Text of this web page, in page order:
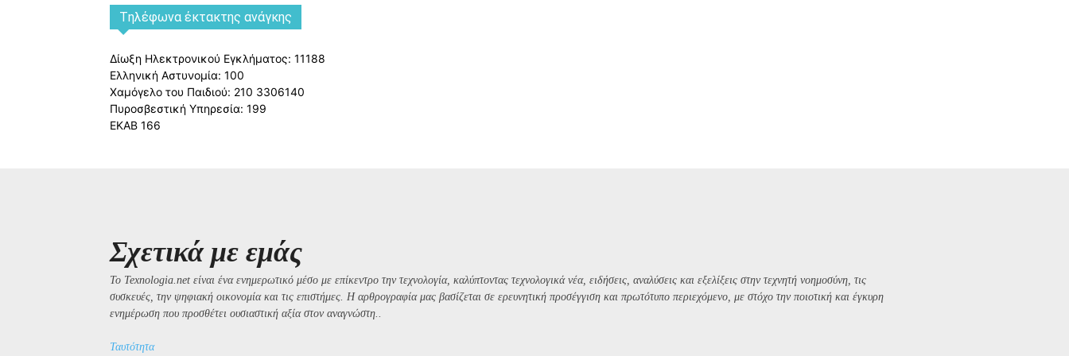
Tηλέφωνα έκτακτης ανάγκης
Δίωξη Ηλεκτρονικού Εγκλήματος: 11188
Ελληνική Αστυνομία: 100
Χαμόγελο του Παιδιού: 210 3306140
Πυροσβεστική Υπηρεσία: 199
ΕΚΑΒ 166
Σχετικά με εμάς
Το Texnologia.net είναι ένα ενημερωτικό μέσο με επίκεντρο την τεχνολογία, καλύπτοντας τεχνολογικά νέα, ειδήσεις, αναλύσεις και εξελίξεις στην τεχνητή νοημοσύνη, τις
συσκευές, την ψηφιακή οικονομία και τις επιστήμες. Η αρθρογραφία μας βασίζεται σε ερευνητική προσέγγιση και πρωτότυπο περιεχόμενο, με στόχο την ποιοτική και έγκυρη
ενημέρωση που προσθέτει ουσιαστική αξία στον αναγνώστη..
Ταυτότητα